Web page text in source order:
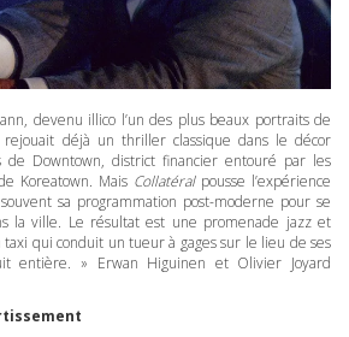
devenu illico l’un des plus beaux portraits de
déjà un thriller classique dans le décor
de Downtown, district financier entouré par les
Koreatown. Mais Collatéralpousse l’expérience
sa programmation post-moderne pour se
la ville. Le résultat est une promenade jazz et
taxi qui conduit un tueur à gages sur le lieu de ses
entière. » Erwan Higuinen et Olivier Joyard